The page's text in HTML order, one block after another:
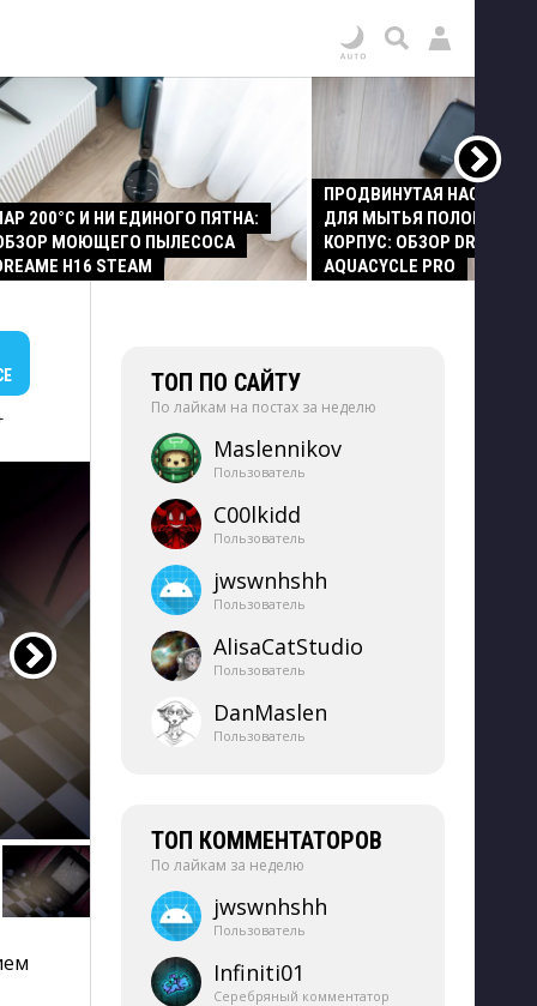
200°C И НИ ЕДИНОГО ПЯТНА:
МОЮЩЕГО ПЫЛЕСОСА
H16 STEAM
ПРОДВИНУТАЯ НАСАДКА
ДЛЯ МЫТЬЯ ПОЛОВ И
КОРПУС: ОБЗОР DREAME
AQUACYCLE PRO
ТОП ПО САЙТУ
По лайкам на постах за неделю
Maslennikov
Пользователь
C00lkidd
Пользователь
jwswnhshh
Пользователь
AlisaCatStudio
Пользователь
DanMaslen
Пользователь
ТОП КОММЕНТАТОРОВ
По лайкам за неделю
jwswnhshh
Пользователь
Infiniti01
Серебряный комментатор